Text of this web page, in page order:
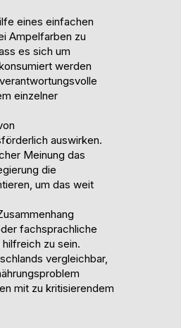
eines einfachen
Ampelfarben zu
es sich um
werden
einzelner
auswirken.
Meinung das
die
um das weit
fachsprachliche
zu sein.
vergleichbar,
mit zu kritisierendem